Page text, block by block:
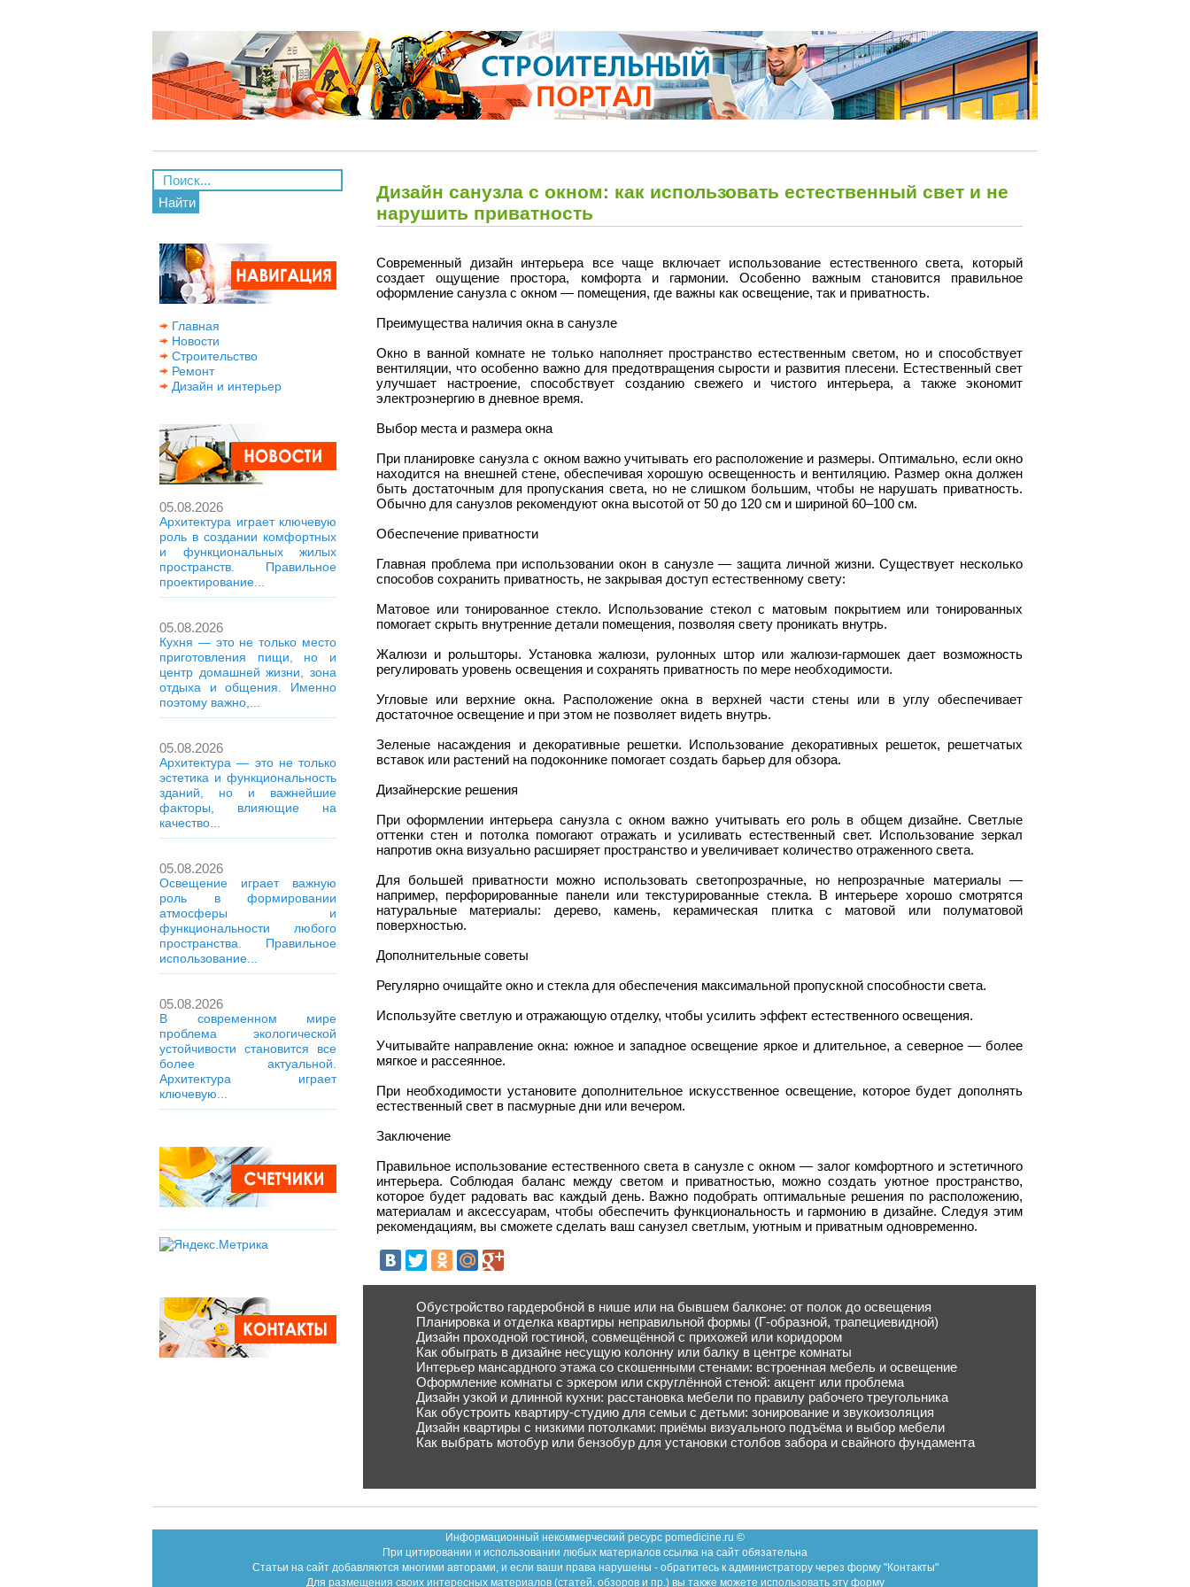
Найти
Главная
Новости
Строительство
Ремонт
Дизайн и интерьер
05.08.2026
Архитектура играет ключевую
роль в создании комфортных
и функциональных жилых
пространств. Правильное
проектирование...
05.08.2026
Кухня — это не только место
приготовления пищи, но и
центр домашней жизни, зона
отдыха и общения. Именно
поэтому важно,...
05.08.2026
Архитектура — это не только
эстетика и функциональность
зданий, но и важнейшие
факторы, влияющие на
качество...
05.08.2026
Освещение играет важную
роль в формировании
атмосферы и
функциональности любого
пространства. Правильное
использование...
05.08.2026
В современном мире
проблема экологической
устойчивости становится все
более актуальной.
Архитектура играет
ключевую...
Дизайн санузла с окном: как использовать естественный свет и не
нарушить приватность
Современный дизайн интерьера все чаще включает использование естественного света, который
создает ощущение простора, комфорта и гармонии. Особенно важным становится правильное
оформление санузла с окном — помещения, где важны как освещение, так и приватность.
Преимущества наличия окна в санузле
Окно в ванной комнате не только наполняет пространство естественным светом, но и способствует
вентиляции, что особенно важно для предотвращения сырости и развития плесени. Естественный свет
улучшает настроение, способствует созданию свежего и чистого интерьера, а также экономит
электроэнергию в дневное время.
Выбор места и размера окна
При планировке санузла с окном важно учитывать его расположение и размеры. Оптимально, если окно
находится на внешней стене, обеспечивая хорошую освещенность и вентиляцию. Размер окна должен
быть достаточным для пропускания света, но не слишком большим, чтобы не нарушать приватность.
Обычно для санузлов рекомендуют окна высотой от 50 до 120 см и шириной 60–100 см.
Обеспечение приватности
Главная проблема при использовании окон в санузле — защита личной жизни. Существует несколько
способов сохранить приватность, не закрывая доступ естественному свету:
Матовое или тонированное стекло. Использование стекол с матовым покрытием или тонированных
помогает скрыть внутренние детали помещения, позволяя свету проникать внутрь.
Жалюзи и рольшторы. Установка жалюзи, рулонных штор или жалюзи-гармошек дает возможность
регулировать уровень освещения и сохранять приватность по мере необходимости.
Угловые или верхние окна. Расположение окна в верхней части стены или в углу обеспечивает
достаточное освещение и при этом не позволяет видеть внутрь.
Зеленые насаждения и декоративные решетки. Использование декоративных решеток, решетчатых
вставок или растений на подоконнике помогает создать барьер для обзора.
Дизайнерские решения
При оформлении интерьера санузла с окном важно учитывать его роль в общем дизайне. Светлые
оттенки стен и потолка помогают отражать и усиливать естественный свет. Использование зеркал
напротив окна визуально расширяет пространство и увеличивает количество отраженного света.
Для большей приватности можно использовать светопрозрачные, но непрозрачные материалы —
например, перфорированные панели или текстурированные стекла. В интерьере хорошо смотрятся
натуральные материалы: дерево, камень, керамическая плитка с матовой или полуматовой
поверхностью.
Дополнительные советы
Регулярно очищайте окно и стекла для обеспечения максимальной пропускной способности света.
Используйте светлую и отражающую отделку, чтобы усилить эффект естественного освещения.
Учитывайте направление окна: южное и западное освещение яркое и длительное, а северное — более
мягкое и рассеянное.
При необходимости установите дополнительное искусственное освещение, которое будет дополнять
естественный свет в пасмурные дни или вечером.
Заключение
Правильное использование естественного света в санузле с окном — залог комфортного и эстетичного
интерьера. Соблюдая баланс между светом и приватностью, можно создать уютное пространство,
которое будет радовать вас каждый день. Важно подобрать оптимальные решения по расположению,
материалам и аксессуарам, чтобы обеспечить функциональность и гармонию в дизайне. Следуя этим
рекомендациям, вы сможете сделать ваш санузел светлым, уютным и приватным одновременно.
Обустройство гардеробной в нише или на бывшем балконе: от полок до освещения
Планировка и отделка квартиры неправильной формы (Г-образной, трапециевидной)
Дизайн проходной гостиной, совмещённой с прихожей или коридором
Как обыграть в дизайне несущую колонну или балку в центре комнаты
Интерьер мансардного этажа со скошенными стенами: встроенная мебель и освещение
Оформление комнаты с эркером или скруглённой стеной: акцент или проблема
Дизайн узкой и длинной кухни: расстановка мебели по правилу рабочего треугольника
Как обустроить квартиру-студию для семьи с детьми: зонирование и звукоизоляция
Дизайн квартиры с низкими потолками: приёмы визуального подъёма и выбор мебели
Как выбрать мотобур или бензобур для установки столбов забора и свайного фундамента
Информационный некоммерческий ресурс pomedicine.ru ©
При цитировании и использовании любых материалов ссылка на сайт обязательна
Статьи на сайт добавляются многими авторами, и если ваши права нарушены - обратитесь к администратору через форму "Контакты"
Для размещения своих интересных материалов (статей, обзоров и пр.) вы также можете использовать эту форму